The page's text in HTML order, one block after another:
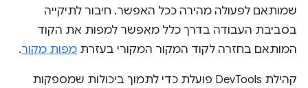
שמותאם לפעולה מהירה ככל האפשר. חיבור לתיקייה
בסביבת העבודה בדרך כלל מאפשר למפות את הקוד
המותאם בחזרה לקוד המקור המקורי בעזרת מפות מקור.
קהילת DevTools פועלת כדי לתמוך ביכולות שמספקות